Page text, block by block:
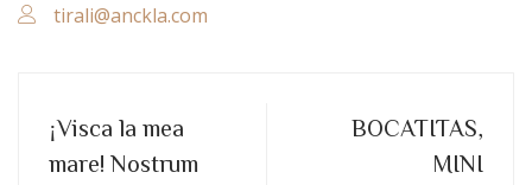
tirali@anckla.com
¡Visca la mea
mare! Nostrum
BOCATITAS,
MINI